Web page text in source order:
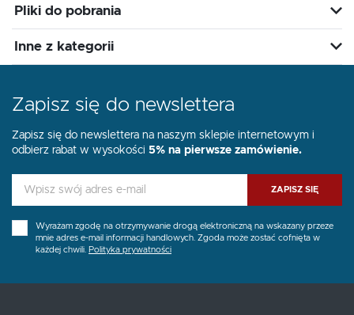
Pliki do pobrania
Inne z kategorii
Zapisz się do newslettera
Zapisz się do newslettera na naszym sklepie internetowym i
odbierz rabat w wysokości 5% na pierwsze zamówienie.
ZAPISZ SIĘ
Wyrażam zgodę na otrzymywanie drogą elektroniczną na wskazany przeze
mnie adres e-mail informacji handlowych. Zgoda może zostać cofnięta w
każdej chwili. Polityka prywatności